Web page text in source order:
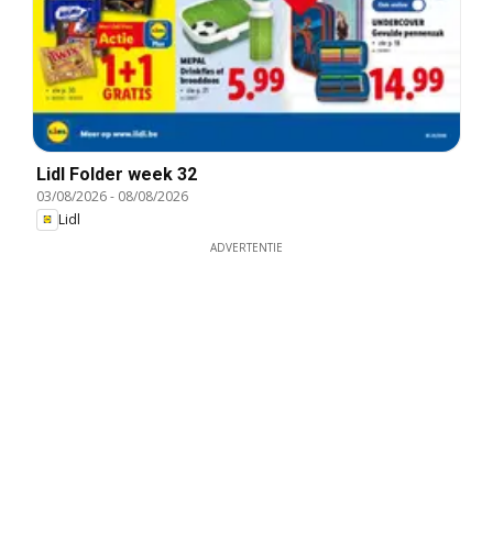
Lidl Folder week 32
03/08/2026- 08/08/2026
Lidl
ADVERTENTIE